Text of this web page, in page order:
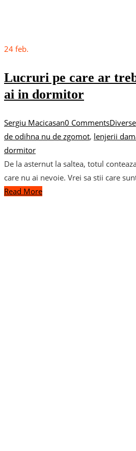
24 feb.
Lucruri pe care ar
ai in dormitor
Sergiu Macicasan0 CommentsDiverse
de odihna nu de zgomot, lenjerii
dormitor
De la asternut la saltea, totul
care nu ai nevoie. Vrei sa stii care
Read More